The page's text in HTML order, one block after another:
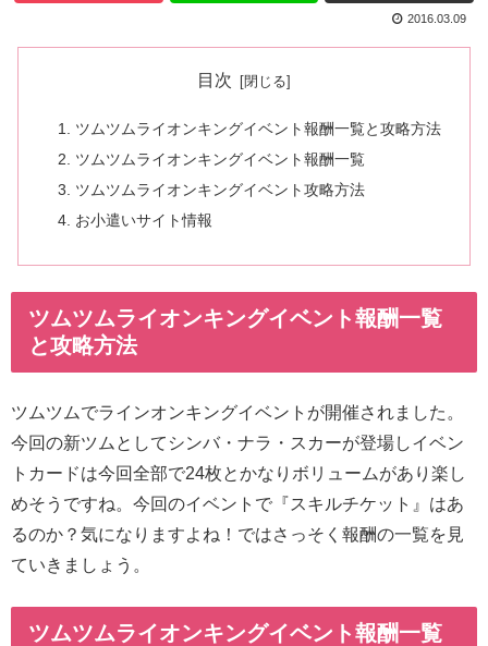
2016.03.09
目次
ツムツムライオンキングイベント報酬一覧と攻略方法
ツムツムライオンキングイベント報酬一覧
ツムツムライオンキングイベント攻略方法
お小遣いサイト情報
ツムツムライオンキングイベント報酬一覧
と攻略方法
ツムツムでラインオンキングイベントが開催されました。
今回の新ツムとしてシンバ・ナラ・スカーが登場しイベン
トカードは今回全部で24枚とかなりボリュームがあり楽し
めそうですね。今回のイベントで『スキルチケット』はあ
るのか？気になりますよね！ではさっそく報酬の一覧を見
ていきましょう。
ツムツムライオンキングイベント報酬一覧